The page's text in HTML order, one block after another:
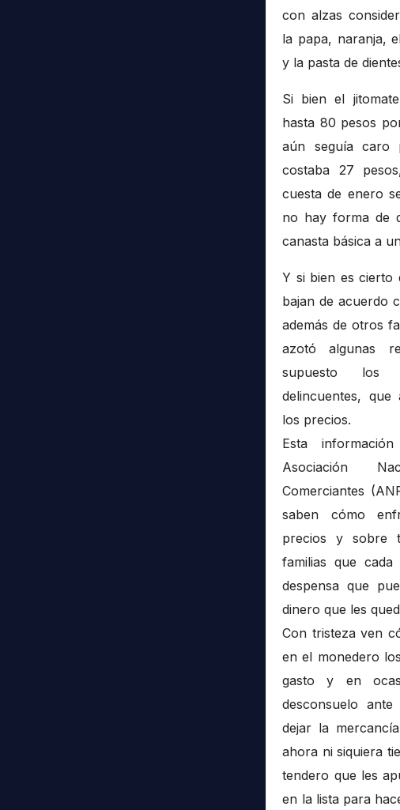
con alzas
la papa, naranja,
y la pasta de
Si bien el
hasta 80 pesos
aún seguía caro
costaba 27
cuesta de enero
no hay forma de
canasta básica a
Y si bien es cierto
bajan de acuerdo
además de otros
azotó algunas
supuesto los
delincuentes,
los precios.
Esta
Asociación
Comerciantes
saben cómo
precios y sobre
familias que
despensa que
dinero que les
Con tristeza ven
en el monedero
gasto y en
desconsuelo
dejar la
ahora ni siquiera
tendero que les
en la lista para